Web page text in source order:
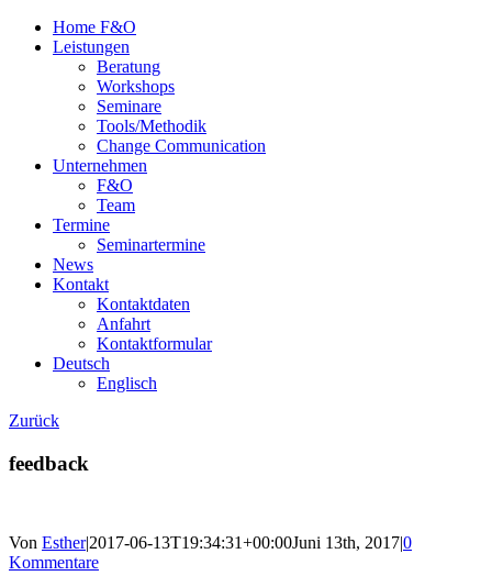
Home F&O
Leistungen
Beratung
Workshops
Seminare
Tools/Methodik
Change Communication
Unternehmen
F&O
Team
Termine
Seminartermine
News
Kontakt
Kontaktdaten
Anfahrt
Kontaktformular
Deutsch
Englisch
Zurück
feedback
Von Esther|2017-06-13T19:34:31+00:00Juni 13th, 2017|0
Kommentare